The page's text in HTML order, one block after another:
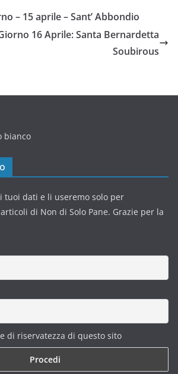
– 15 aprile – Sant’ Abbondio
16 Aprile: Santa Bernardetta
Soubirous
tuoi dati e li useremo solo per
di Non di Solo Pane. Grazie per la
di riservatezza di questo sito